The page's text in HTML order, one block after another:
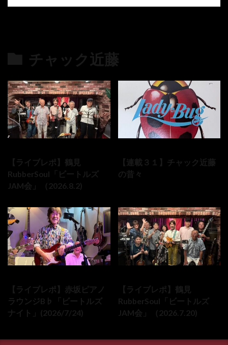
チャック近藤
【ライブレポ】鶴見
RubberSoul「ビートルズ
JAM会」（2026.8.2)
【連載３１】チャック近藤
の昔々
【ライブレポ】赤坂ピアノ
ラウンジB♭「ビートルズ
ナイト」(2026/7/24)
【ライブレポ】鶴見
RubberSoul「ビートルズ
JAM会」（2026.7.20)